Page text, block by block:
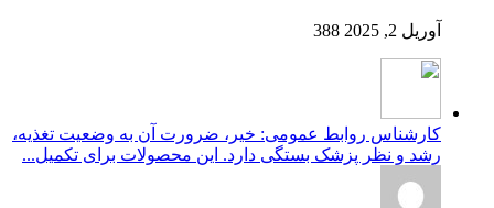
آوریل 2, 2025 388
کارشناس روابط عمومی: خیر، ضرورت آن به وضعیت تغذیه،
رشد و نظر پزشک بستگی دارد. این محصولات برای تکمیل...